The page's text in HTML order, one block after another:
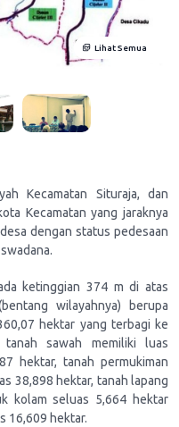
Lihat Semua
Kecamatan Situraja, dan
Kecamatan yang jaraknya
dengan status pedesaan
ketinggian 374 m di atas
wilayahnya) berupa
hektar yang terbagi ke
sawah memiliki luas
hektar, tanah permukiman
38,898 hektar, tanah lapang
kolam seluas 5,664 hektar
16,609 hektar.